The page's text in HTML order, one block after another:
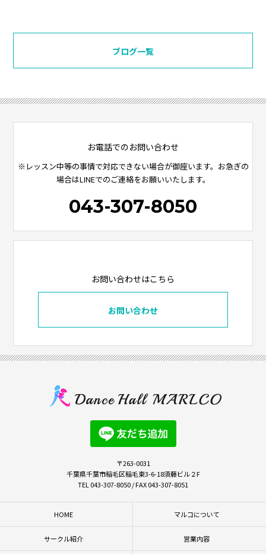
ブログ一覧
お電話でのお問い合わせ
※レッスン中等の事情で対応できない場合が御座います。お急ぎの
場合はLINEでのご連絡をお願いいたします。
043-307-8050
お問い合わせはこちら
お問い合わせ
〒263-0031
千葉県千葉市稲毛区稲毛東3-6-18須藤ビル２F
TEL 043-307-8050 / FAX 043-307-8051
HOME マルコについて
サークル紹介 営業内容